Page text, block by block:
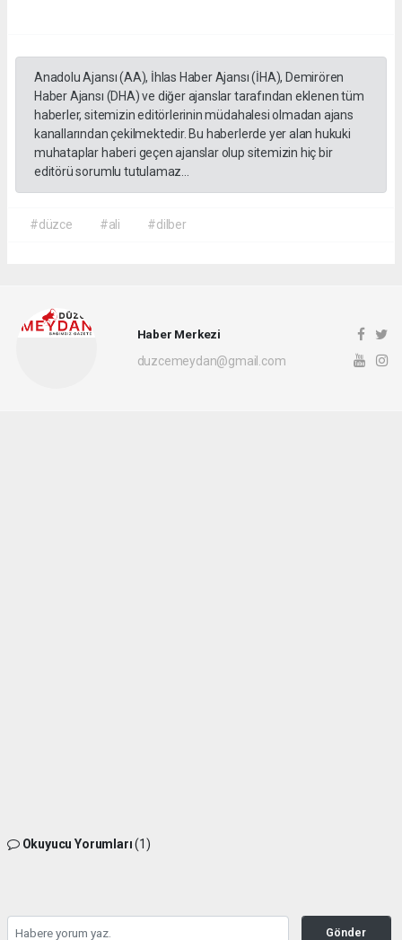
Anadolu Ajansı (AA), İhlas Haber Ajansı (İHA), Demirören
Haber Ajansı (DHA) ve diğer ajanslar tarafından eklenen tüm
haberler, sitemizin editörlerinin müdahalesi olmadan ajans
kanallarından çekilmektedir. Bu haberlerde yer alan hukuki
muhataplar haberi geçen ajanslar olup sitemizin hiç bir
editörü sorumlu tutulamaz...
#düzce #ali #dilber
Haber Merkezi
duzcemeydan@gmail.com
Okuyucu Yorumları(1)
Gönder